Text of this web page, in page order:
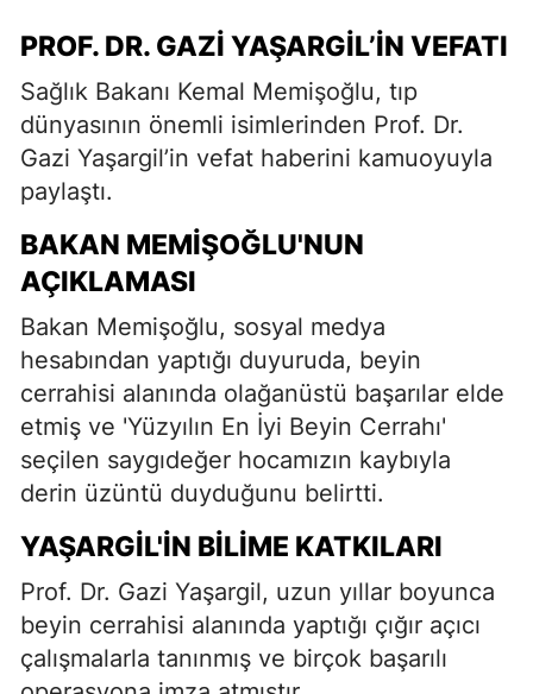
PROF. DR. GAZI YAŞARGIL’IN VEFATI
Sağlık Bakanı Kemal Memişoğlu, tıp
dünyasının önemli isimlerinden Prof. Dr.
Gazi Yaşargil’in vefat haberini kamuoyuyla
paylaştı.
BAKAN MEMIŞOĞLU'NUN
AÇIKLAMASI
Bakan Memişoğlu, sosyal medya
hesabından yaptığı duyuruda, beyin
cerrahisi alanında olağanüstü başarılar elde
etmiş ve 'Yüzyılın En İyi Beyin Cerrahı'
seçilen saygıdeğer hocamızın kaybıyla
derin üzüntü duyduğunu belirtti.
YAŞARGIL'IN BILIME KATKILARI
Prof. Dr. Gazi Yaşargil, uzun yıllar boyunca
beyin cerrahisi alanında yaptığı çığır açıcı
çalışmalarla tanınmış ve birçok başarılı